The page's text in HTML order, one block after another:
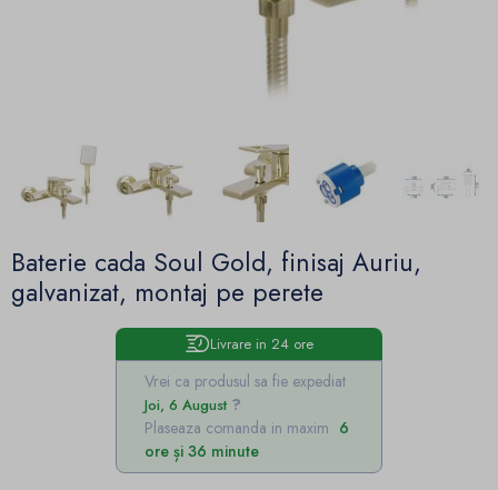
Baterie cada Soul Gold, finisaj Auriu,
galvanizat, montaj pe perete
Livrare in 24 ore
Vrei ca produsul sa fie expediat
Joi, 6 August
Plaseaza comanda in maxim 6
ore și 36 minute